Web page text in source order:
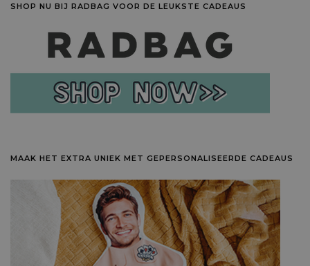
SHOP NU BIJ RADBAG VOOR DE LEUKSTE CADEAUS
MAAK HET EXTRA UNIEK MET GEPERSONALISEERDE CADEAUS